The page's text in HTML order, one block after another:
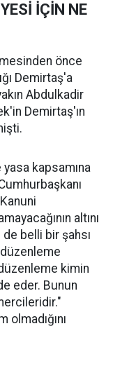
İÇİN NE
önce
Demirtaş'a
Abdulkadir
Demirtaş'ın
kapsamına
altını
belli bir şahsı
kimin
eder. Bunun